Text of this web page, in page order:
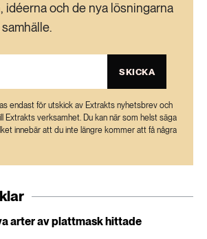
idéerna och de nya lösningarna
SKICKA
endast för utskick av Extrakts nyhetsbrev och
Extrakts verksamhet. Du kan när som helst säga
innebär att du inte längre kommer att få några
arter av plattmask hittade